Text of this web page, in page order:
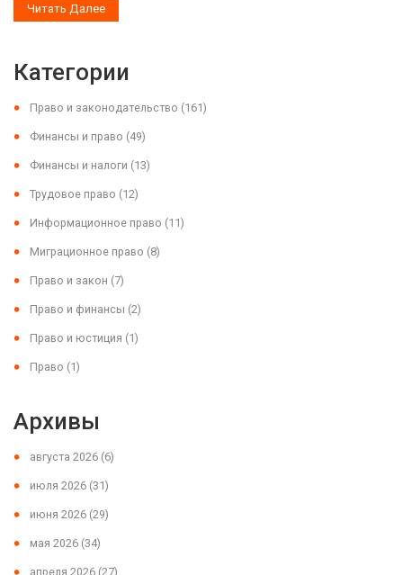
Читать Далее
Категории
Право и законодательство (161)
Финансы и право (49)
Финансы и налоги (13)
Трудовое право (12)
Информационное право (11)
Миграционное право (8)
Право и закон (7)
Право и финансы (2)
Право и юстиция (1)
Право (1)
Архивы
августа 2026 (6)
июля 2026 (31)
июня 2026 (29)
мая 2026 (34)
апреля 2026 (27)